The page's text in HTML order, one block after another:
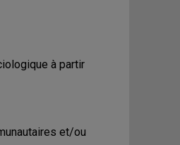
à partir
et/ou